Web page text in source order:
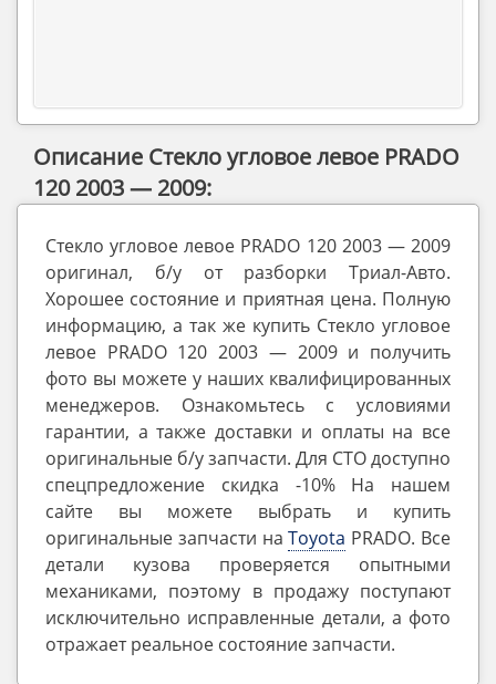
Описание Стекло угловое левое PRADO
120 2003 — 2009:
Стекло угловое левое PRADO 120 2003 — 2009
оригинал, б/у от разборки Триал-Авто.
Хорошее состояние и приятная цена. Полную
информацию, а так же купить Стекло угловое
левое PRADO 120 2003 — 2009 и получить
фото вы можете у наших квалифицированных
менеджеров. Ознакомьтесь с условиями
гарантии, а также доставки и оплаты на все
оригинальные б/у запчасти. Для СТО доступно
спецпредложение скидка -10% На нашем
сайте вы можете выбрать и купить
оригинальные запчасти наToyota PRADO. Все
детали кузова проверяется опытными
механиками, поэтому в продажу поступают
исключительно исправленные детали, а фото
отражает реальное состояние запчасти.